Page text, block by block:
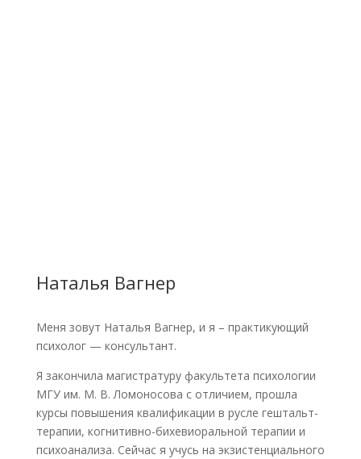
Наталья Вагнер
Меня зовут Наталья Вагнер, и я – практикующий
психолог — консультант.
Я закончила магистратуру факультета психологии
МГУ им. М. В. Ломоносова с отличием, прошла
курсы повышения квалификации в русле гештальт-
терапии, когнитивно-бихевиоральной терапии и
психоанализа. Сейчас я учусь на экзистенциального